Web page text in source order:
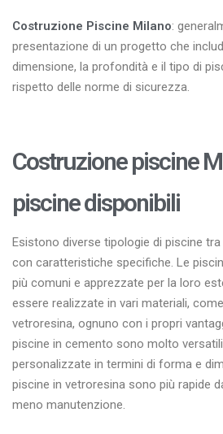
Costruzione Piscine Milano:
presentazione di un progetto che
dimensione, la profondità e il tipo di
rispetto delle norme di sicurezza.
Costruzione piscine
piscine disponibili
Esistono diverse tipologie di piscine
con caratteristiche specifiche. Le
più comuni e apprezzate per la loro
essere realizzate in vari materiali,
vetroresina, ognuno con i propri
piscine in cemento sono molto
personalizzate in termini di forma e
piscine in vetroresina sono più rapide
meno manutenzione.